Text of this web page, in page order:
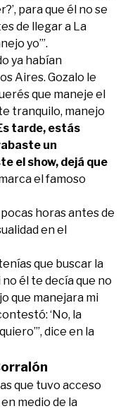
para que él no se
de llegar a La
yo’”.
ya habían
Aires. Gozalo le
que maneje el
tranquilo, manejo
tarde, estás
un
el show, dejá que
el famoso
horas antes de
en el
que buscar la
él te decía que no
que manejara mi
‘No, la
dice en la
que tuvo acceso
medio de la